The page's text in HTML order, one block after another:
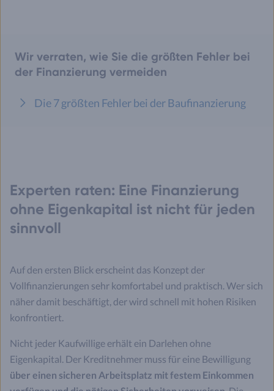
Wir verraten, wie Sie die größten Fehler bei
der Finanzierung vermeiden
Die 7 größten Fehler bei der Baufinanzierung
Experten raten: Eine Finanzierung
ohne Eigenkapital ist nicht für jeden
sinnvoll
Auf den ersten Blick erscheint das Konzept der
Vollfinanzierungen sehr komfortabel und praktisch. Wer sich
näher damit beschäftigt, der wird schnell mit hohen Risiken
konfrontiert.
Nicht jeder Kaufwillige erhält ein Darlehen ohne
Eigenkapital. Der Kreditnehmer muss für eine Bewilligung
über einen sicheren Arbeitsplatz mit festem Einkommen